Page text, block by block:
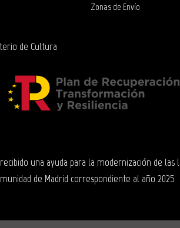
Zonas de Envío
de Cultura
recibido una ayuda para la modernización de las
de Madrid correspondiente al año 2025